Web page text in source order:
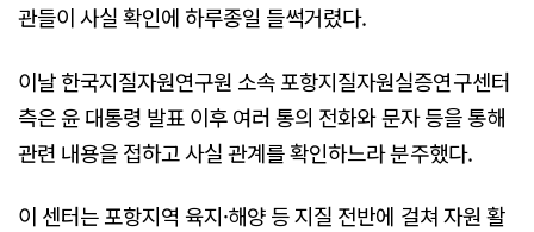
관들이 사실 확인에 하루종일 들썩거렸다.
이날 한국지질자원연구원 소속 포항지질자원실증연구센터
측은 윤 대통령 발표 이후 여러 통의 전화와 문자 등을 통해
관련 내용을 접하고 사실 관계를 확인하느라 분주했다.
이 센터는 포항지역 육지·해양 등 지질 전반에 걸쳐 자원 활